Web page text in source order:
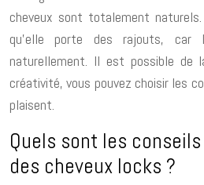
cheveux sont totalement
qu’elle porte des rajouts, car
naturellement. Il est possible de
créativité, vous pouvez choisir les
plaisent.
Quels sont les
des cheveux locks ?